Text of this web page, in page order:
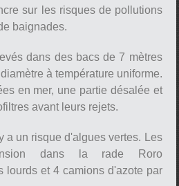
sur les risques de pollutions
baignades.
dans des bacs de 7 mètres
à température uniforme.
en mer, une partie désalée et
avant leurs rejets.
a un risque d'algues vertes. Les
dans la rade Roro
lourds et 4 camions d'azote par